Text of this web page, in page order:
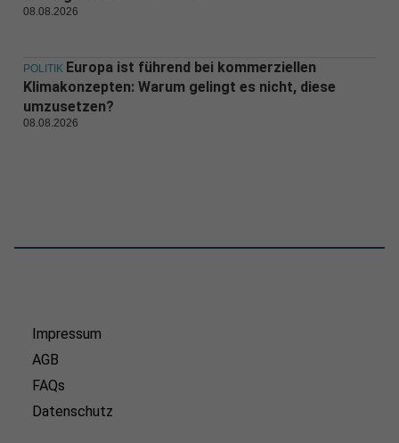
08.08.2026
POLITIK Europa ist führend bei kommerziellen
Klimakonzepten: Warum gelingt es nicht, diese
umzusetzen?
08.08.2026
Impressum
AGB
FAQs
Datenschutz